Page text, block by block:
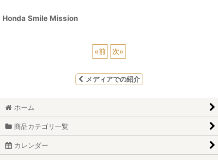
Honda Smile Mission
«前 次»
メディアでの紹介
ホーム
商品カテゴリ一覧
カレンダー